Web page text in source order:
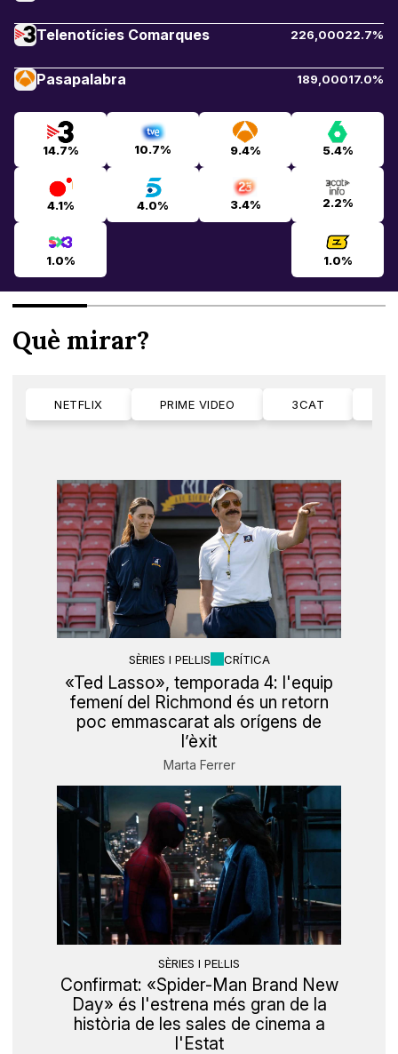
Telenotícies Comarques 226,00022.7%
Pasapalabra 189,00017.0%
14.7% 10.7% 9.4% 5.4%
4.1% 4.0% 3.4% 2.2%
1.0% 1.0%
Què mirar?
NETFLIX PRIME VIDEO 3CAT
SÈRIES I PEL·LIS CRÍTICA
«Ted Lasso», temporada 4: l'equip
femení del Richmond és un retorn
poc emmascarat als orígens de
l’èxit
Marta Ferrer
SÈRIES I PEL·LIS
Confirmat: «Spider-Man Brand New
Day» és l'estrena més gran de la
història de les sales de cinema a
l'Estat